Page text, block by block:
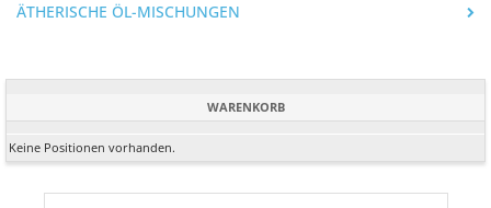
ÄTHERISCHE ÖL-MISCHUNGEN
WARENKORB
Keine Positionen vorhanden.